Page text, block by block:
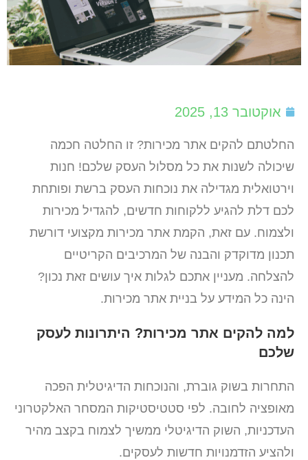
אוקטובר 13, 2025
החלטתם להקים אתר מכירות? זו החלטה חכמה
שיכולה לשנות את כל מסלול העסק שלכם! חנות
וירטואלית מגדילה את נוכחות העסק ברשת ופותחת
לכם דלת להגיע ללקוחות חדשים, להגדיל מכירות
ולצמוח. עם זאת, הקמת אתר מכירות מקצועי דורשת
תכנון מדוקדק והבנה של המרכיבים הקריטיים
להצלחה. מעניין אתכם לגלות איך עושים זאת נכון?
הינה כל המידע על בניית אתר מכירות.
למה להקים אתר מכירות? היתרונות לעסק
שלכם
התחרות בשוק גוברת, והנוכחות הדיגיטלית הפכה
מאופציה לחובה. לפי סטטיסטיקות המסחר האלקטרוני
העדכניות, השוק הדיגיטלי ממשיך לצמוח בקצב מהיר
ולהציע הזדמנויות חדשות לעסקים.